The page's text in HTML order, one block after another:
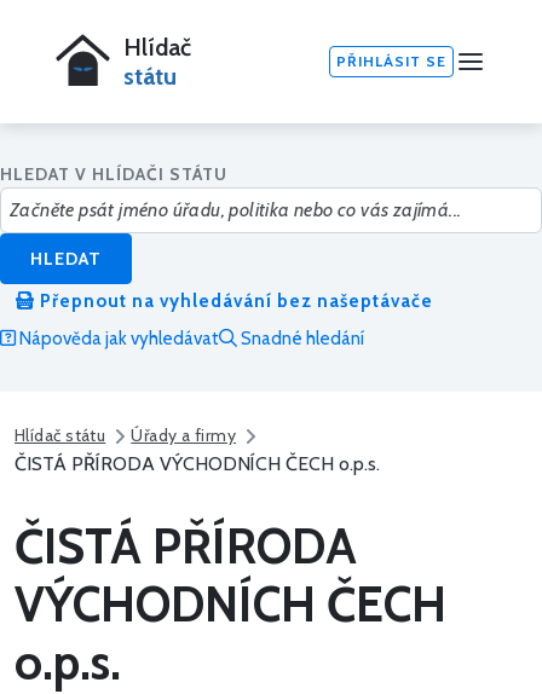
Hlídač
státu
PŘIHLÁSIT SE
HLEDAT V HLÍDAČI STÁTU
HLEDAT
Přepnout na vyhledávání bez našeptávače
Nápověda jak vyhledávat
Snadné hledání
Hlídač státu Úřady a firmy
ČISTÁ PŘÍRODA VÝCHODNÍCH ČECH o.p.s.
ČISTÁ PŘÍRODA
VÝCHODNÍCH ČECH
o.p.s.